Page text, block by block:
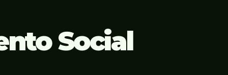
Social